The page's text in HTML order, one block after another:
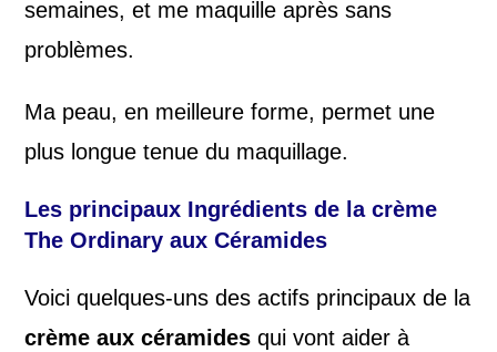
semaines, et me maquille après sans
problèmes.
Ma peau, en meilleure forme, permet une
plus longue tenue du maquillage.
Les principaux Ingrédients de la crème
The Ordinary aux Céramides
Voici quelques-uns des actifs principaux de la
crème aux céramidesqui vont aider à